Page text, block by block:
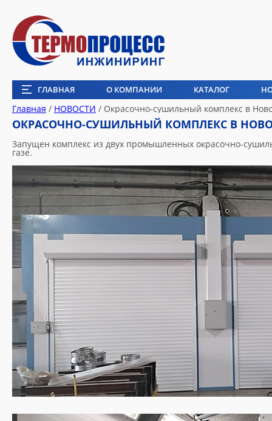
ГЛАВНАЯ О КОМПАНИИ КАТАЛОГ
Главная / НОВОСТИ / Окрасочно-сушильный комплекс в
ОКРАСОЧНО-СУШИЛЬНЫЙ КОМПЛЕКС В
Запущен комплекс из двух промышленных окрасочно-
газе.